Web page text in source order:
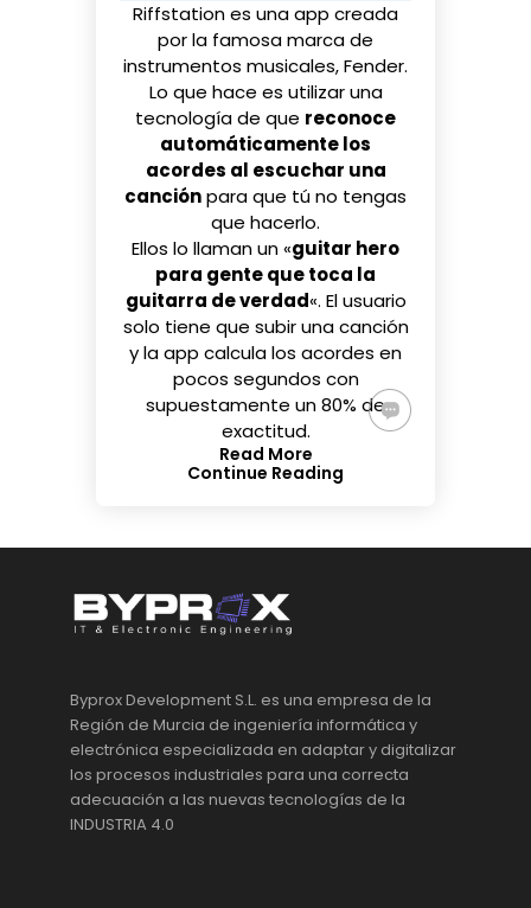
Riffstationes una app creada
por la famosa marca de
instrumentos musicales, Fender.
Lo que hace es utilizar una
tecnología de que reconoce
automáticamente los
acordes al escuchar una
canciónpara que tú no tengas
que hacerlo.
Ellos lo llaman un «guitar hero
para gente que toca la
guitarra de verdad«. El usuario
solo tiene que subir una canción
y la app calcula los acordes en
pocos segundos con
supuestamente un 80% de
exactitud.
Read More
Continue Reading
Byprox Development S.L. es una empresa de la
Región de Murcia de ingeniería informática y
electrónica especializada en adaptar y digitalizar
los procesos industriales para una correcta
adecuación a las nuevas tecnologías de la
INDUSTRIA 4.0